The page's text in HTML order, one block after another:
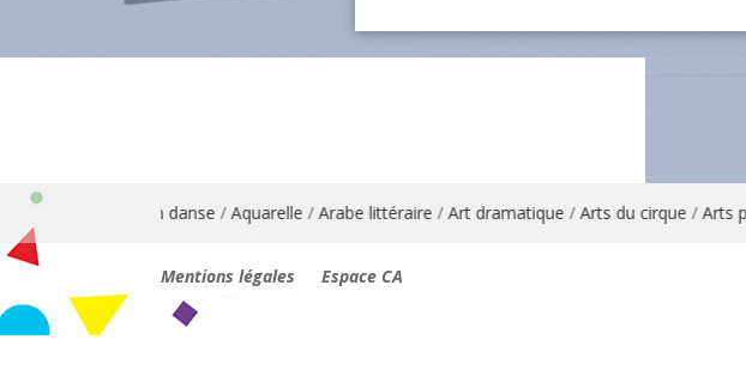
Animation danse/Aquarelle/Arabe littéraire/Art dramatique/Arts du cirque/Arts
Mentions légales Espace CA